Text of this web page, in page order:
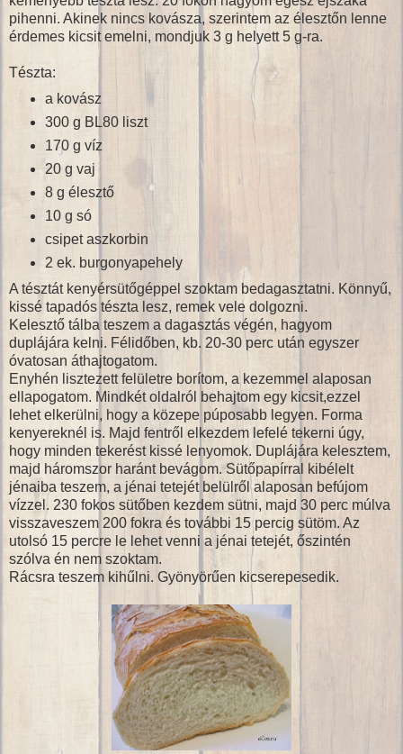
pihenni. Akinek nincs kovásza, szerintem az élesztőn lenne
érdemes kicsit emelni, mondjuk 3 g helyett 5 g-ra.
Tészta:
a kovász
300 g BL80 liszt
170 g víz
20 g vaj
8 g élesztő
10 g só
csipet aszkorbin
2 ek. burgonyapehely
A tésztát kenyérsütőgéppel szoktam bedagasztatni. Könnyű,
kissé tapadós tészta lesz, remek vele dolgozni.
Kelesztő tálba teszem a dagasztás végén, hagyom
duplájára kelni. Félidőben, kb. 20-30 perc után egyszer
óvatosan áthajtogatom.
Enyhén lisztezett felületre borítom, a kezemmel alaposan
ellapogatom. Mindkét oldalról behajtom egy kicsit,ezzel
lehet elkerülni, hogy a közepe púposabb legyen. Forma
kenyereknél is. Majd fentről elkezdem lefelé tekerni úgy,
hogy minden tekerést kissé lenyomok. Duplájára kelesztem,
majd háromszor haránt bevágom. Sütőpapírral kibélelt
jénaiba teszem, a jénai tetejét belülről alaposan befújom
vízzel. 230 fokos sütőben kezdem sütni, majd 30 perc múlva
visszaveszem 200 fokra és további 15 percig sütöm. Az
utolsó 15 percre le lehet venni a jénai tetejét, őszintén
szólva én nem szoktam.
Rácsra teszem kihűlni. Gyönyörűen kicserepesedik.